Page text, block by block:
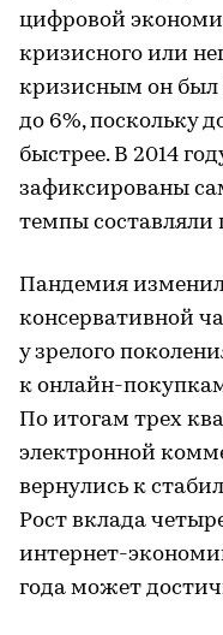
цифровой
кризисного или
кризисным он был
до 6%, поскольку
быстрее. В 2014
зафиксированы
темпы составляли
Пандемия
консервативной
у зрелого
к онлайн-
По итогам трех
электронной
вернулись к
Рост вклада
интернет-
года может